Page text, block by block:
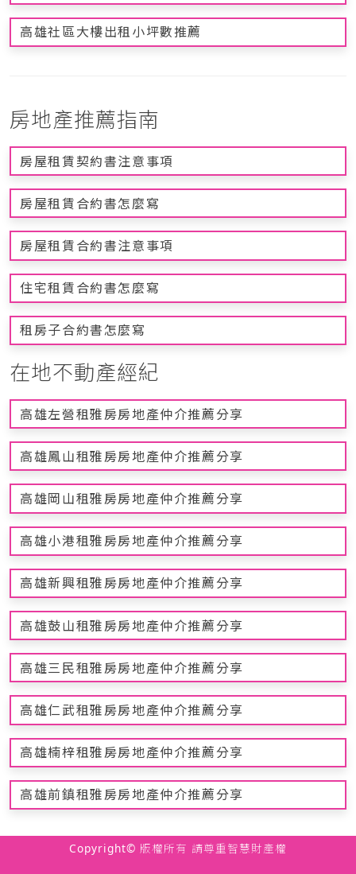
高雄社區大樓出租小坪數推薦
房地產推薦指南
房屋租賃契約書注意事項
房屋租賃合約書怎麼寫
房屋租賃合約書注意事項
住宅租賃合約書怎麼寫
租房子合約書怎麼寫
在地不動產經紀
高雄左營租雅房房地產仲介推薦分享
高雄鳳山租雅房房地產仲介推薦分享
高雄岡山租雅房房地產仲介推薦分享
高雄小港租雅房房地產仲介推薦分享
高雄新興租雅房房地產仲介推薦分享
高雄鼓山租雅房房地產仲介推薦分享
高雄三民租雅房房地產仲介推薦分享
高雄仁武租雅房房地產仲介推薦分享
高雄楠梓租雅房房地產仲介推薦分享
高雄前鎮租雅房房地產仲介推薦分享
Copyright© 版權所有 請尊重智慧財產權